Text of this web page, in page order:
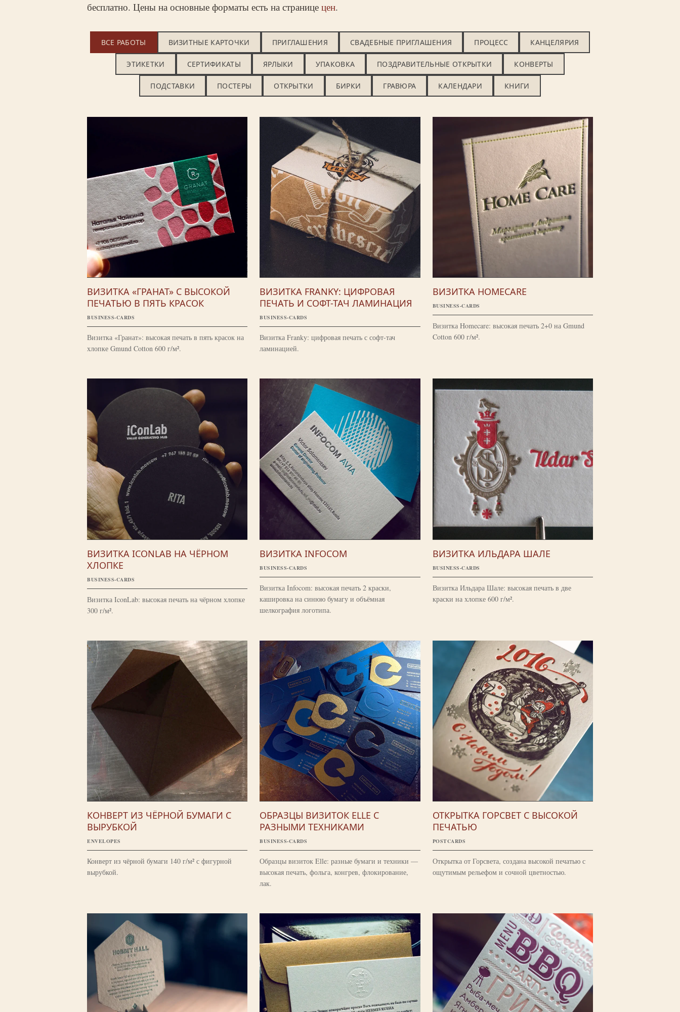
бесплатно. Цены на основные форматы есть на странице цен.
ВСЕ РАБОТЫ ВИЗИТНЫЕ КАРТОЧКИ ПРИГЛАШЕНИЯ СВАДЕБНЫЕ ПРИГЛАШЕНИЯ ПРОЦЕСС КАНЦЕЛЯРИЯ
ЭТИКЕТКИ СЕРТИФИКАТЫ ЯРЛЫКИ УПАКОВКА ПОЗДРАВИТЕЛЬНЫЕ ОТКРЫТКИ КОНВЕРТЫ
ПОДСТАВКИ ПОСТЕРЫ ОТКРЫТКИ БИРКИ ГРАВЮРА КАЛЕНДАРИ КНИГИ
ВИЗИТКА «ГРАНАТ» С ВЫСОКОЙ
ПЕЧАТЬЮ В ПЯТЬ КРАСОК
BUSINESS-CARDS
Визитка «Гранат»: высокая печать в пять красок на
хлопке Gmund Cotton 600 г/м².
ВИЗИТКА FRANKY: ЦИФРОВАЯ
ПЕЧАТЬ И СОФТ-ТАЧ ЛАМИНАЦИЯ
BUSINESS-CARDS
Визитка Franky: цифровая печать с софт-тач
ламинацией.
ВИЗИТКА HOMECARE
BUSINESS-CARDS
Визитка Homecare: высокая печать 2+0 на Gmund
Cotton 600 г/м².
ВИЗИТКА ICONLAB НА ЧЁРНОМ
ХЛОПКЕ
BUSINESS-CARDS
Визитка IconLab: высокая печать на чёрном хлопке
300 г/м².
ВИЗИТКА INFOCOM
BUSINESS-CARDS
Визитка Infocom: высокая печать 2 краски,
кашировка на синюю бумагу и объёмная
шелкография логотипа.
ВИЗИТКА ИЛЬДАРА ШАЛЕ
BUSINESS-CARDS
Визитка Ильдара Шале: высокая печать в две
краски на хлопке 600 г/м².
КОНВЕРТ ИЗ ЧЁРНОЙ БУМАГИ С
ВЫРУБКОЙ
ENVELOPES
Конверт из чёрной бумаги 140 г/м² с фигурной
вырубкой.
ОБРАЗЦЫ ВИЗИТОК ELLE С
РАЗНЫМИ ТЕХНИКАМИ
BUSINESS-CARDS
Образцы визиток Elle: разные бумаги и техники —
высокая печать, фольга, конгрев, флокирование,
лак.
ОТКРЫТКА ГОРСВЕТ С ВЫСОКОЙ
ПЕЧАТЬЮ
POSTCARDS
Открытка от Горсвета, создана высокой печатью с
ощутимым рельефом и сочной цветностью.